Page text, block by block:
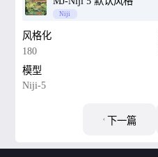
Niji
风格化
180
模型
Niji-5
下一篇